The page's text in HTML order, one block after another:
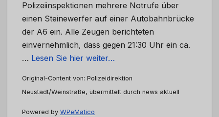
Polizeiinspektionen mehrere Notrufe über
einen Steinewerfer auf einer Autobahnbrücke
der A6 ein. Alle Zeugen berichteten
einvernehmlich, dass gegen 21:30 Uhr ein ca.
… Lesen Sie hier weiter…
Original-Content von: Polizeidirektion
Neustadt/Weinstraße, übermittelt durch news aktuell
Powered by WPeMatico